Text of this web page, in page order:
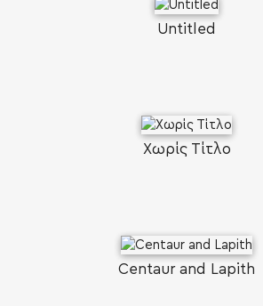
Untitled
Χωρίς Τίτλο
Centaur and Lapith